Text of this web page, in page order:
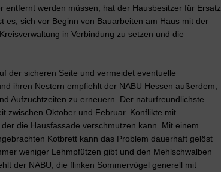
entfernt werden müssen, hat der Hausbesitzer für Ersatz
es, sich vor Beginn von Bauarbeiten am Haus mit der
in Verbindung zu setzen und die
der sicheren Seite und vermeidet eventuelle
ihren Nestern empfiehlt der NABU Hessen außerdem,
Aufzuchtzeiten zu erneuern. Der naturfreundlichste
zwischen Oktober und Februar. Konflikte mit
die Hausfassade verschmutzen kann. Mit einem
Kotbrett kann das Problem dauerhaft gelöst
weniger Lehmpfützen gibt und den Mehlschwalben
der NABU, die flinken Sommervögel generell mit